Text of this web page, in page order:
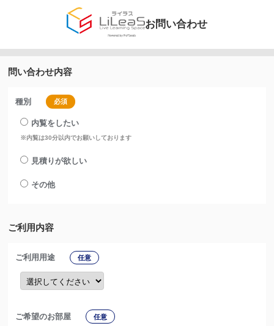
お問い合わせ
問い合わせ内容
種別 必須
内覧をしたい
※内覧は30分以内でお願いしております
見積りが欲しい
その他
ご利用内容
ご利用用途 任意
ご希望のお部屋 任意